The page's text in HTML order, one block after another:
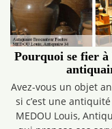
Pourquoi se fier
Avez-vous un objet
si c’est une
MEDOU Louis,